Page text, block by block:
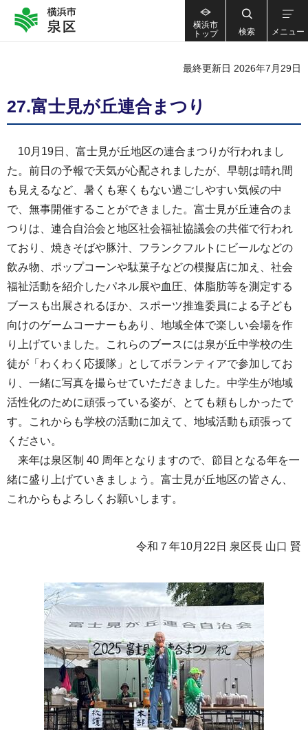
横浜市
トップ
検索 メニュー
最終更新日 2026年7月29日
27.富士見が丘連合まつり
10月19日、富士見が丘地区の連合まつりが行われまし
た。前日の予報で天気が心配されましたが、早朝は晴れ間
も見えるなど、暑くも寒くもない過ごしやすい気候の中
で、無事開催することができました。富士見が丘連合のま
つりは、連合自治会と地区社会福祉協議会の共催で行われ
ており、焼きそばや豚汁、フランクフルトにビールなどの
飲み物、ポップコーンや駄菓子などの模擬店に加え、社会
福祉活動を紹介したパネル展や血圧、体脂肪等を測定する
ブースも出展されるほか、スポーツ推進委員による子ども
向けのゲームコーナーもあり、地域全体で楽しい会場を作
り上げていました。これらのブースには泉が丘中学校の生
徒が「わくわく応援隊」としてボランティアで参加してお
り、一緒に写真を撮らせていただきました。中学生が地域
活性化のために頑張っている姿が、とても頼もしかったで
す。これからも学校の活動に加えて、地域活動も頑張って
ください。
来年は泉区制 40 周年となりますので、節目となる年を一
緒に盛り上げていきましょう。富士見が丘地区の皆さん、
これからもよろしくお願いします。
令和７年10月22日 泉区長 山口 賢